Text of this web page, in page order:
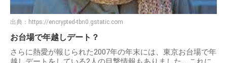
出典： https://encrypted-tbn0.gstatic.com
お台場で年越しデート？
さらに熱愛が報じられた2007年の年末には、東京お台場で年